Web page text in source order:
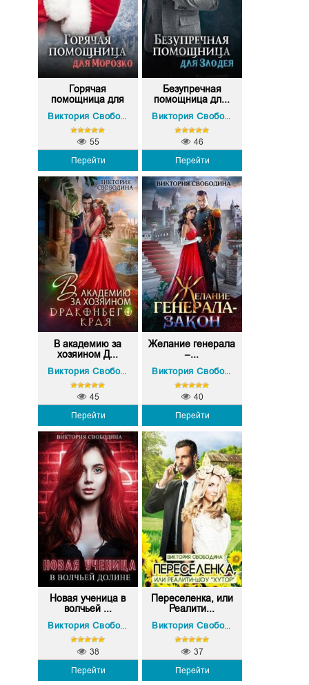
Горячая
помощница для
Виктория Свободина
Перейти
55
Безупречная
помощница дл...
Виктория Свободина
Перейти
46
В академию за
хозяином Д...
Виктория Свободина
Перейти
45
Желание генерала
–...
Виктория Свободина
Перейти
40
Новая ученица в
волчьей ...
Виктория Свободина
Перейти
38
Переселенка, или
Реалити...
Виктория Свободина
Перейти
37